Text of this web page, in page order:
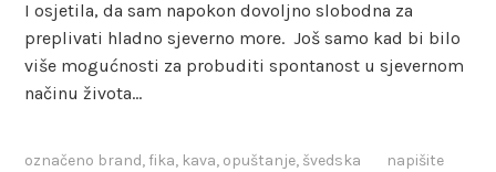
I osjetila, da sam napokon dovoljno slobodna za
preplivati hladno sjeverno more. Još samo kad bi bilo
više mogućnosti za probuditi spontanost u sjevernom
načinu života…
označeno brand, fika, kava, opuštanje, švedska
napišite